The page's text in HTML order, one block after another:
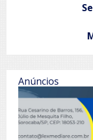
Anúncios